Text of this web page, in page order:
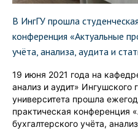
В ИнгГУ прошла
конференция «Актуальные
учёта, анализа, аудита и
19 июня 2021 года на
анализ и аудит» Ингушского
университета прошла
практическая конференция
бухгалтерского учёта,